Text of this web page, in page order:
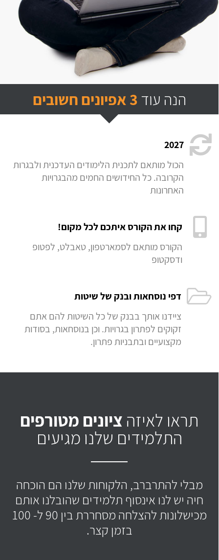
הנה עוד 3 אפיונים חשובים
2027
הכול מותאם לתכנית הלימודים העדכנית ולבגרות
הקרובה. כל החידושים החמים מהבגרויות
האחרונות
קחו את הקורס איתכם לכל מקום!
הקורס מותאם לסמארטפון, טאבלט, לפטופ
ודסקטופ
דפי נוסחאות ובנק של שיטות
ציידנו אותך בבנק של כל השיטות להם אתם
זקוקים לפתרון בגרויות. וכן בנוסחאות, בסודות
מקצועיים ובתבניות פתרון.
תראו לאיזה ציונים מטורפים
התלמידים שלנו מגיעים
מבלי להתרברב, הלקוחות שלנו הם הוכחה
חיה יש לנו אינסוף תלמידים שהובלנו אותם
מכישלונות להצלחה מסחררת בין 90 ל- 100
בזמן קצר.